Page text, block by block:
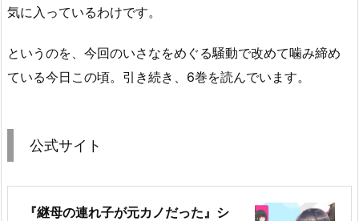
気に入っているわけです。
というのを、今回のいさなをめぐる騒動で改めて噛み締め
ている今日この頃。引き続き、6巻を読んでいます。
公式サイト
『継母の連れ子が元カノだった』シ